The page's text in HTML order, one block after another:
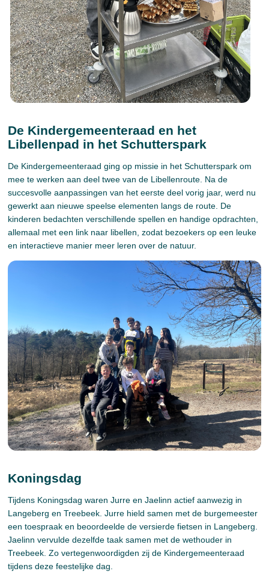
De Kindergemeenteraad en het
Libellenpad in het Schutterspark
De Kindergemeenteraad ging op missie in het Schutterspark om
mee te werken aan deel twee van de Libellenroute. Na de
succesvolle aanpassingen van het eerste deel vorig jaar, werd nu
gewerkt aan nieuwe speelse elementen langs de route. De
kinderen bedachten verschillende spellen en handige opdrachten,
allemaal met een link naar libellen, zodat bezoekers op een leuke
en interactieve manier meer leren over de natuur.
Koningsdag
Tijdens Koningsdag waren Jurre en Jaelinn actief aanwezig in
Langeberg en Treebeek. Jurre hield samen met de burgemeester
een toespraak en beoordeelde de versierde fietsen in Langeberg.
Jaelinn vervulde dezelfde taak samen met de wethouder in
Treebeek. Zo vertegenwoordigden zij de Kindergemeenteraad
tijdens deze feestelijke dag.